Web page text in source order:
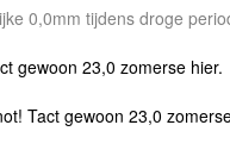
0,0mm tijdens droge
gewoon 23,0 zomerse hier.
Tact gewoon 23,0